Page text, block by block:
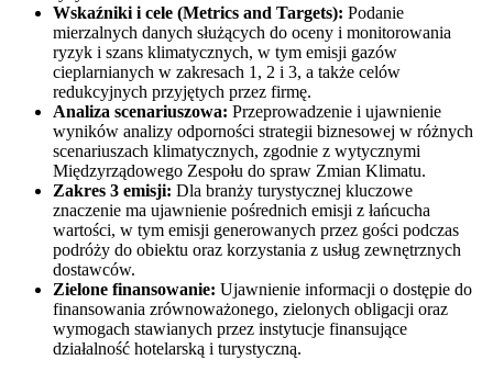
Wskaźniki i cele (Metrics and Targets): Podanie
mierzalnych danych służących do oceny i monitorowania
ryzyk i szans klimatycznych, w tym emisji gazów
cieplarnianych w zakresach 1, 2 i 3, a także celów
redukcyjnych przyjętych przez firmę.
Analiza scenariuszowa: Przeprowadzenie i ujawnienie
wyników analizy odporności strategii biznesowej w różnych
scenariuszach klimatycznych, zgodnie z wytycznymi
Międzyrządowego Zespołu do spraw Zmian Klimatu.
Zakres 3 emisji: Dla branży turystycznej kluczowe
znaczenie ma ujawnienie pośrednich emisji z łańcucha
wartości, w tym emisji generowanych przez gości podczas
podróży do obiektu oraz korzystania z usług zewnętrznych
dostawców.
Zielone finansowanie: Ujawnienie informacji o dostępie do
finansowania zrównoważonego, zielonych obligacji oraz
wymogach stawianych przez instytucje finansujące
działalność hotelarską i turystyczną.